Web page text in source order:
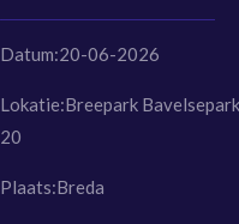
Datum:20-06-2026
Lokatie:Breepark
20
Plaats:Breda